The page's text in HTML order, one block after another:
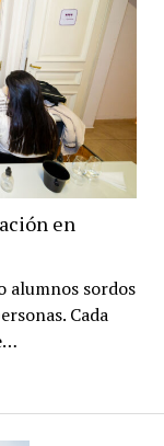
en
alumnos sordos
Cada